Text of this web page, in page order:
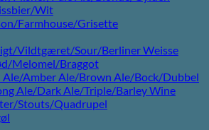
Wit
Farmhouse/Grisette
Vildtgæret/Sour/Berliner Weisse
Melomel/Braggot
Ale/Amber Ale/Brown Ale/Bock/Dubbel
Ale/Dark Ale/Triple/Barley Wine
Stouts/Quadrupel